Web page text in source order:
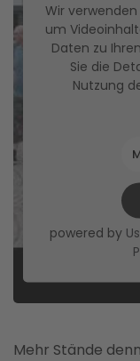
Wir
um
Daten zu
Sie die
Nutzung
powered by
Mehr Stände